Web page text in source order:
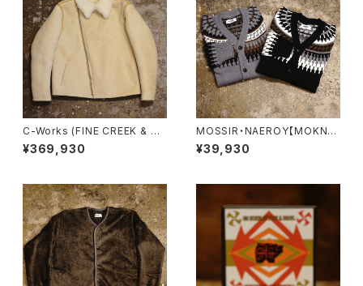
C-Works (FINE CREEK & C
O)・DOUT・【CWJK022】
¥369,930
MOSSIR・NAEROY【MOKN0
02】
¥39,930